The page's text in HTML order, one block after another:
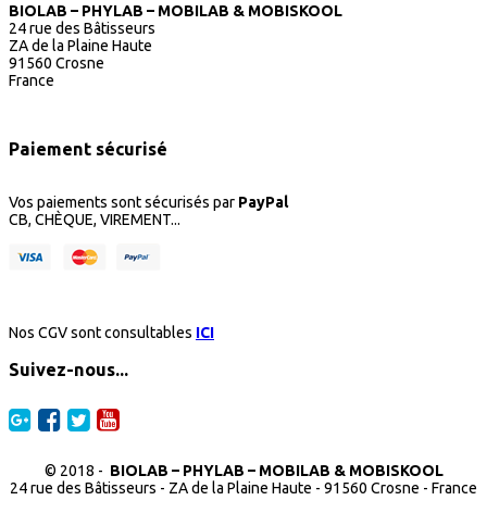
BIOLAB – PHYLAB – MOBILAB & MOBISKOOL
24 rue des Bâtisseurs
ZA de la Plaine Haute
91560 Crosne
France
Paiement sécurisé
Vos paiements sont sécurisés par PayPal
CB, CHÈQUE, VIREMENT...
Nos CGV sont consultables ICI
Suivez-nous...
© 2018 - BIOLAB – PHYLAB – MOBILAB & MOBISKOOL
24 rue des Bâtisseurs - ZA de la Plaine Haute - 91560 Crosne - France